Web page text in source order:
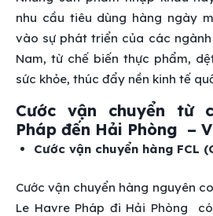
nhu cầu tiêu dùng hàng ngày
vào sự phát triển của các
Nam, từ chế biến thực phẩm,
sức khỏe, thúc đẩy nền kinh tế
Cước vận chuyển từ
Pháp đến Hải Phòng –
Cước vận chuyển hàng FCL
Cước vận chuyển hàng nguyên
Le Havre Pháp đi Hải Phòng